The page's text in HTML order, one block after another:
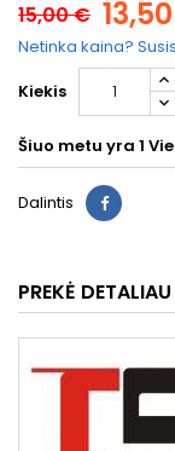
15,00 €
Netinka kaina?
Kiekis
Šiuo metu yra 1
Dalintis
PREKĖ DETALIAU